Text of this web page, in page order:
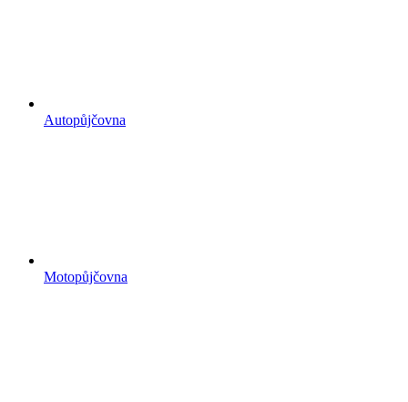
Autopůjčovna
Motopůjčovna